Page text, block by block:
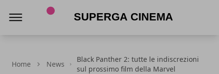
Home News
Black Panther 2: tutte le indiscrezioni
sul prossimo film della Marvel